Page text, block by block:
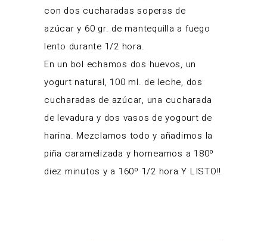
con dos cucharadas soperas de
azúcar y 60 gr. de mantequilla a fuego
lento durante 1/2 hora.
En un bol echamos dos huevos, un
yogurt natural, 100 ml. de leche, dos
cucharadas de azúcar, una cucharada
de levadura y dos vasos de yogourt de
harina. Mezclamos todo y añadimos la
piña caramelizada y horneamos a 180º
diez minutos y a 160º 1/2 hora Y LISTO!!